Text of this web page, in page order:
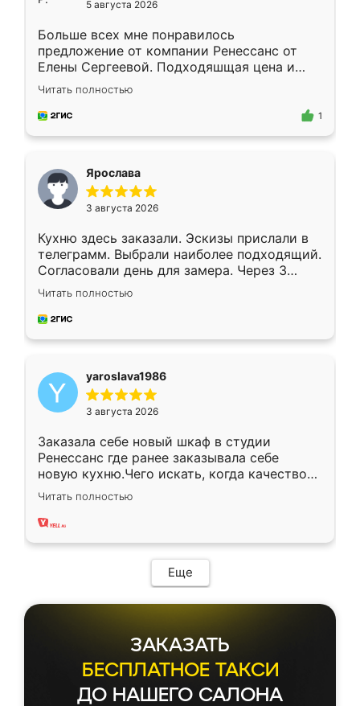
5 августа 2026
Больше всех мне понравилось
предложение от компании Ренессанс от
Елены Сергеевой. Подходяшщая цена и
короткие сроки изготовления. Приехавший
для замера сотрудник Владислав
предложил по моему эскизу самый
Читать полностью
1
Ярослава
3 августа 2026
Кухню здесь заказали. Эскизы прислали в
телеграмм. Выбрали наиболее подходящий.
Согласовали день для замера. Через 3
недели кухня была уже готова. Остались
довольны работой. Спасибо Ренессанс
мебель за качественную работу!
Читать полностью
yaroslava1986
3 августа 2026
Заказала себе новый шкаф в студии
Ренессанс где ранее заказывала себе
новую кухню.Чего искать, когда качеством
вполне довольна. Служит кухня уже почти
два года, нареканий нет.
Читать полностью
Еще
ЗАКАЗАТЬ
БЕСПЛАТНОЕ ТАКСИ
ДО НАШЕГО САЛОНА